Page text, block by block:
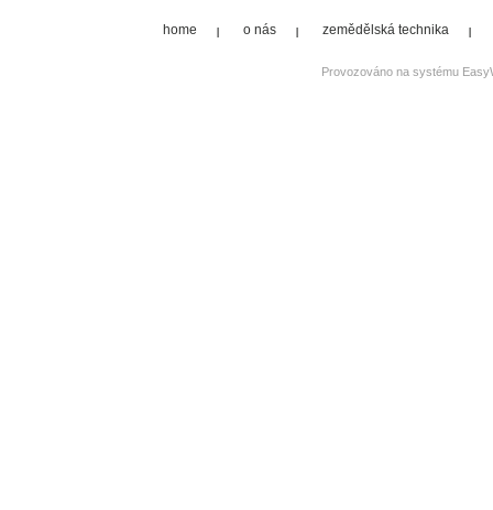
home o nás zemědělská technika
Provozováno na systému